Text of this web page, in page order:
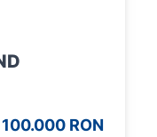
100.000 RON